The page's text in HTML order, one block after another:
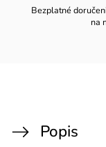
Bezplatné
na
Popis